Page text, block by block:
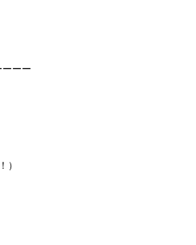
ーー
）